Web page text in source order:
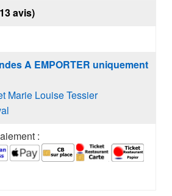
avis)
A EMPORTER uniquement
Marie Louise Tessier
: